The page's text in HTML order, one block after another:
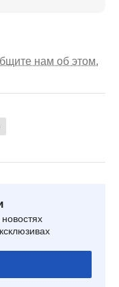
нам об этом.